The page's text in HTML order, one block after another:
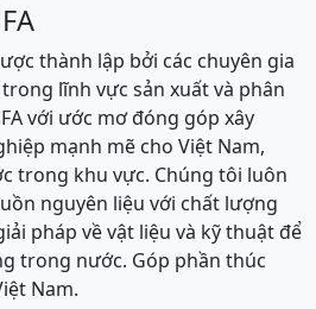
thành lập bởi các chuyên gia
lĩnh vực sản xuất và phân
với ước mơ đóng góp xây
mạnh mẽ cho Việt Nam,
trong khu vực. Chúng tôi luôn
nguyên liệu với chất lượng
pháp về vật liệu và kỹ thuật để
trong nước. Góp phần thúc
Nam.